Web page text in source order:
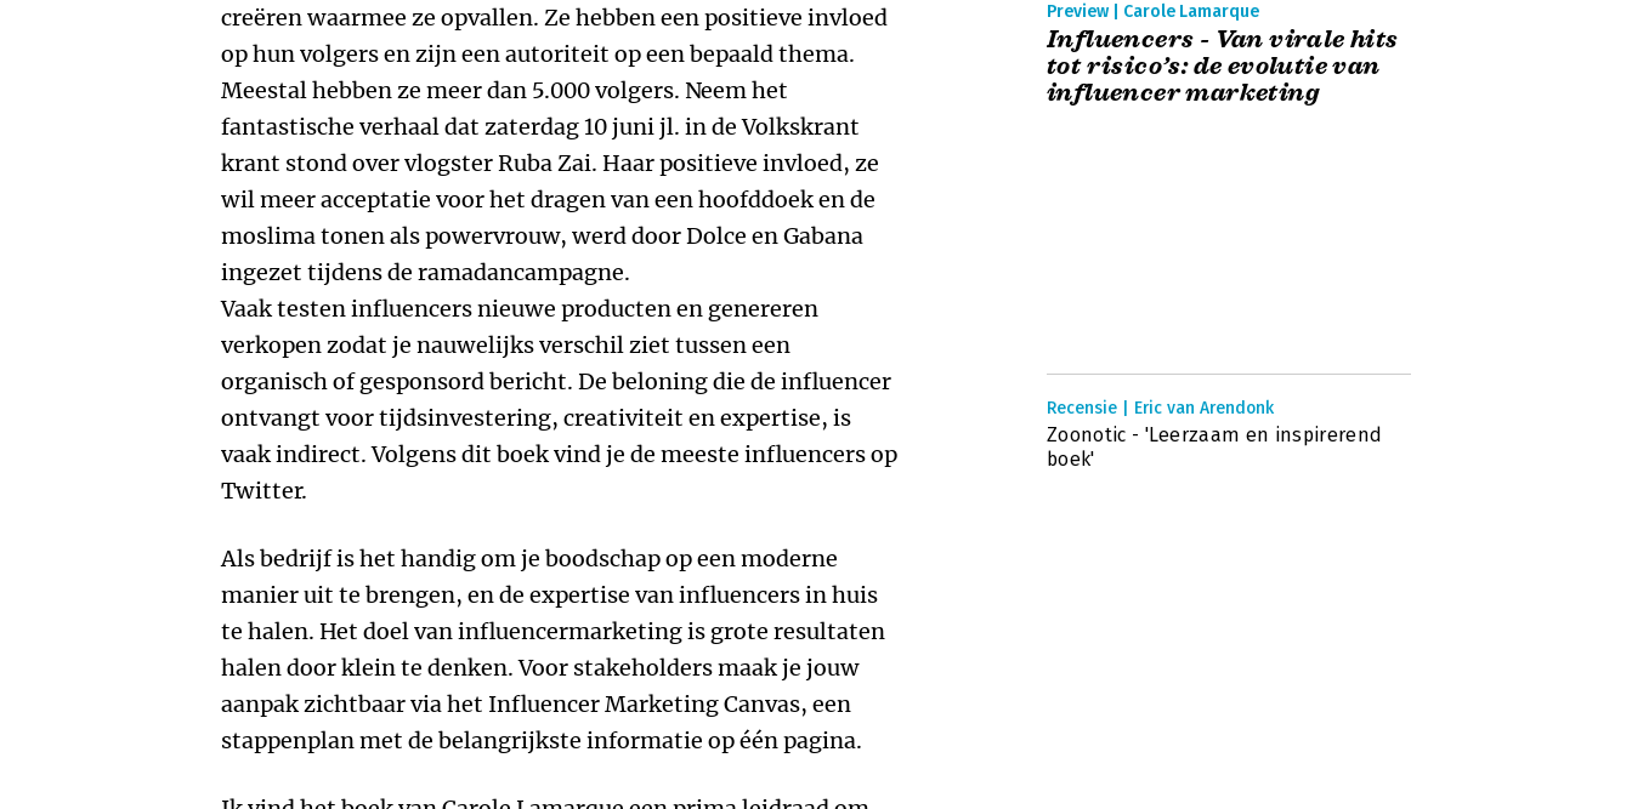
creëren waarmee ze opvallen. Ze hebben een positieve invloed
op hun volgers en zijn een autoriteit op een bepaald thema.
Meestal hebben ze meer dan 5.000 volgers. Neem het
fantastische verhaal dat zaterdag 10 juni jl. in de Volkskrant
krant stond over vlogster Ruba Zai. Haar positieve invloed, ze
wil meer acceptatie voor het dragen van een hoofddoek en de
moslima tonen als powervrouw, werd door Dolce en Gabana
ingezet tijdens de ramadancampagne.
Vaak testen influencers nieuwe producten en genereren
verkopen zodat je nauwelijks verschil ziet tussen een
organisch of gesponsord bericht. De beloning die de influencer
ontvangt voor tijdsinvestering, creativiteit en expertise, is
vaak indirect. Volgens dit boek vind je de meeste influencers op
Twitter.
Als bedrijf is het handig om je boodschap op een moderne
manier uit te brengen, en de expertise van influencers in huis
te halen. Het doel van influencermarketing is grote resultaten
halen door klein te denken. Voor stakeholders maak je jouw
aanpak zichtbaar via het Influencer Marketing Canvas, een
stappenplan met de belangrijkste informatie op één pagina.
Preview | Carole Lamarque
Influencers - Van virale hits
tot risico’s: de evolutie van
influencer marketing
Recensie | Eric van Arendonk
Zoonotic - 'Leerzaam en inspirerend
boek'